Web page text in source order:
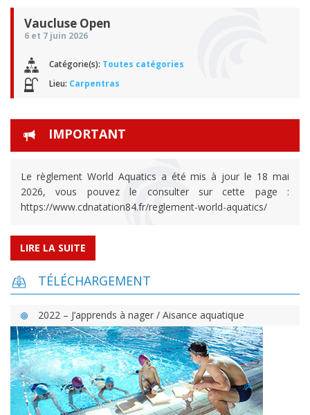
Vaucluse Open
6 et 7 juin 2026
Catégorie(s): Toutes catégories
Lieu: Carpentras
IMPORTANT
Le règlement World Aquatics a été mis à jour le 18 mai
2026, vous pouvez le consulter sur cette page :
https://www.cdnatation84.fr/reglement-world-aquatics/
LIRE LA SUITE
TÉLÉCHARGEMENT
2022 – J’apprends à nager / Aisance aquatique